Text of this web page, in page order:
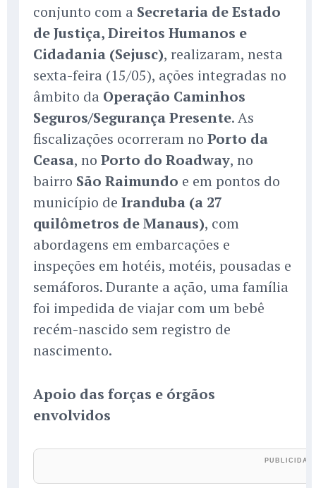
conjunto com a Secretaria de Estado
de Justiça, Direitos Humanos e
Cidadania (Sejusc), realizaram, nesta
sexta-feira (15/05), ações integradas no
âmbito da Operação Caminhos
Seguros/Segurança Presente. As
fiscalizações ocorreram no Porto da
Ceasa, no Porto do Roadway, no
bairro São Raimundo e em pontos do
município de Iranduba (a 27
quilômetros de Manaus), com
abordagens em embarcações e
inspeções em hotéis, motéis, pousadas e
semáforos. Durante a ação, uma família
foi impedida de viajar com um bebê
recém-nascido sem registro de
nascimento.
Apoio das forças e órgãos
envolvidos